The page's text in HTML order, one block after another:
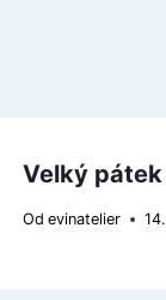
Velký pátek
Od evinatelier